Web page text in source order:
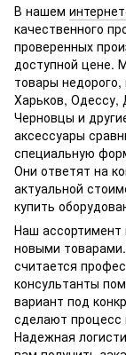
В нашем
качественного
проверенных
доступной цене.
товары недорого,
Харьков, Одессу,
Черновцы и
аксессуары
специальную
Они ответят на
актуальной
купить
Наш ассортимент
новыми
считается
консультанты
вариант под
сделают
Надежная